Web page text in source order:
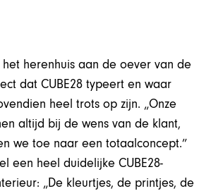
herenhuis aan de oever van de
dat CUBE28 typeert en waar
heel trots op zijn. „Onze
altijd bij de wens van de klant,
we toe naar een totaalconcept.”
een heel duidelijke CUBE28-
„De kleurtjes, de printjes, de